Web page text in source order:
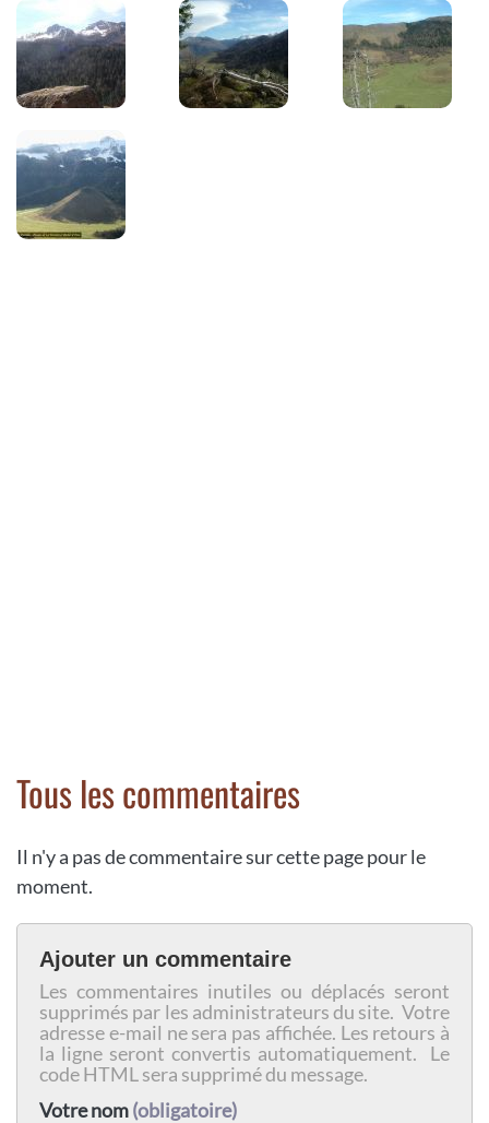
Tous les commentaires
Il n'y a pas de commentaire sur cette page pour le
moment.
Ajouter un commentaire
Les commentaires inutiles ou déplacés seront
supprimés par les administrateurs du site. Votre
adresse e-mail ne sera pas affichée. Les retours à
la ligne seront convertis automatiquement. Le
code HTML sera supprimé du message.
Votre nom(obligatoire)